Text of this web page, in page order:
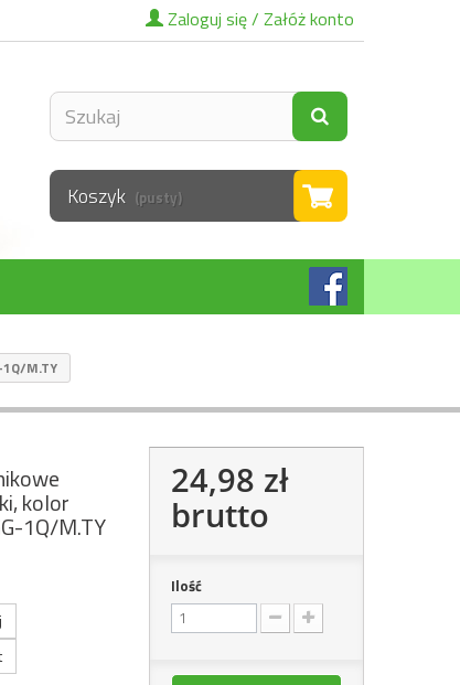
Zaloguj się / Załóż konto
Koszyk (pusty)
M.TY
kolor
1Q/M.TY
24,98 zł
brutto
Ilość